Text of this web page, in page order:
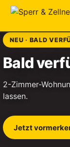
NEU · BALD
Bald
2-Zimmer-
lassen.
Jetzt